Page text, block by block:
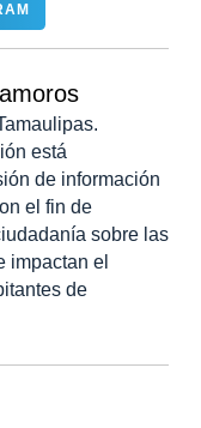
está
de información
el fin de
sobre las
impactan el
de